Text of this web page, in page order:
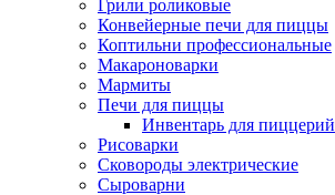
Грили роликовые
Конвейерные печи для пиццы
Коптильни профессиональные
Макароноварки
Мармиты
Печи для пиццы
Инвентарь для пиццерий
Рисоварки
Сковороды электрические
Сыроварни